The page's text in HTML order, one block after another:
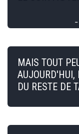
MAIS TOUT
AUJOURD'HUI,
DU RESTE DE